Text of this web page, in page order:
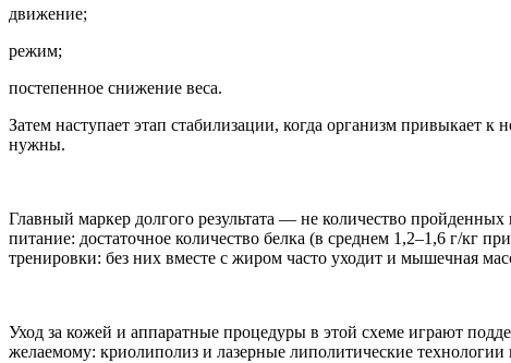
движение;
режим;
постепенное снижение веса.
Затем наступает этап стабилизации, когда организм привыкает
нужны.
Главный маркер долгого результата — не количество
питание: достаточное количество белка (в среднем 1,2–1,6 г/кг
тренировки: без них вместе с жиром часто уходит и мышечная
Уход за кожей и аппаратные процедуры в этой схеме играют
желаемому: криолиполиз и лазерные липолитические